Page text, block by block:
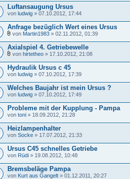
Luftansaugung Ursus
von ludwig » 07.10.2012, 17:44
Anfrage bezüglich Wert eines Ursus
von Martin1983 » 02.11.2012, 01:39
Axialspiel 4. Getriebewelle
von hirtetheo » 17.10.2012, 21:08
Hydraulik Ursus c 45
von ludwig » 07.10.2012, 17:39
Welches Baujahr ist mein Ursus ?
von ludwig » 07.10.2012, 17:49
Probleme mit der Kupplung - Pampa
von toni » 18.09.2012, 21:28
Heizlampenhalter
von Socke » 17.07.2012, 21:33
Ursus C45 schnelles Getriebe
von Rüdi » 19.08.2012, 10:48
Bremsbeläge Pampa
von Kurt aus Gangelt » 01.12.2011, 20:27